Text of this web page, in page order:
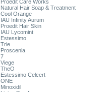
Proedit Care Works
Natural Hair Soap & Treatment
Cool Orange
IAU Infinity Aurum
Proedit Hair Skin
IAU Lycomint
Estessimo
Trie
Proscenia
7
Viege
TheO
Estessimo Celcert
ONE
Minoxidil